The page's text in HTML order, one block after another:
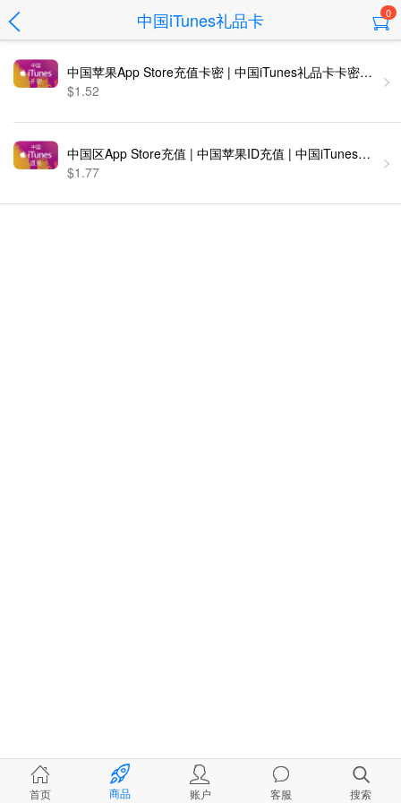
中国iTunes礼品卡 0
中国苹果App Store充值卡密 | 中国iTunes礼品卡卡密 [自动
$1.52
中国区App Store充值 | 中国苹果ID充值 | 中国
$1.77
首页 商品 账户 客服 搜索